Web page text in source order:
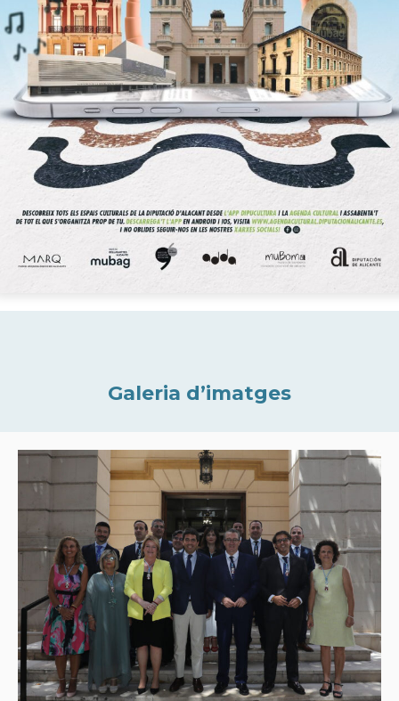
Galeria d’imatges